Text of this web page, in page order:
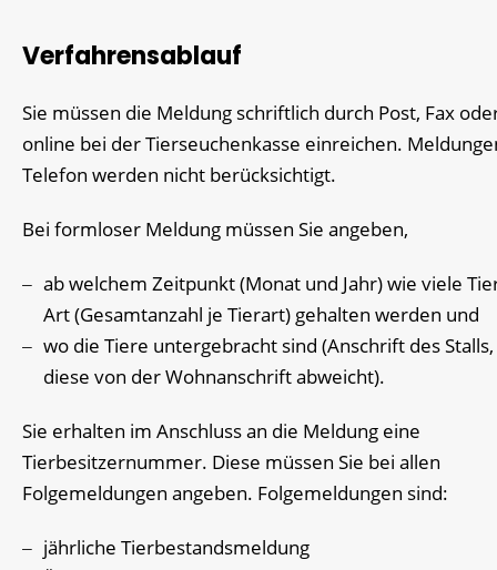
Verfahrensablauf
Sie müssen die Meldung schriftlich durch Post, Fax
online bei der Tierseuchenkasse einreichen.
Telefon werden nicht berücksichtigt.
Bei formloser Meldung müssen Sie angeben,
ab welchem Zeitpunkt (Monat und Jahr) wie viele
Art (Gesamtanzahl je Tierart) gehalten werden und
wo die Tiere untergebracht sind (Anschrift des
diese von der Wohnanschrift abweicht).
Sie erhalten im Anschluss an die Meldung eine
Tierbesitzernummer. Diese müssen Sie bei allen
Folgemeldungen angeben. Folgemeldungen sind:
jährliche Tierbestandsmeldung